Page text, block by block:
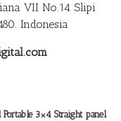
VII No.14 Slipi
Indonesia
Portable 3×4 Straight panel